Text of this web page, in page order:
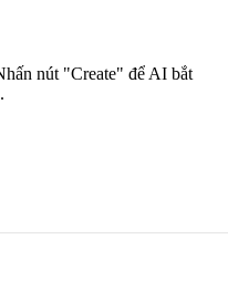
nút "Create" để AI bắt